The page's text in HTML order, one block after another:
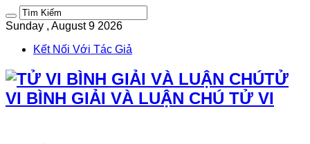
Sunday , August 9 2026
Kết Nối Với Tác Giả
TỬ
VI BÌNH GIẢI VÀ LUẬN CHÚ TỬ VI